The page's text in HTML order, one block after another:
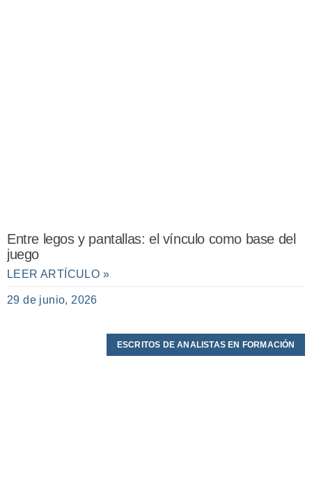
Entre legos y pantallas: el vínculo como base del
juego
LEER ARTÍCULO »
29 de junio, 2026
ESCRITOS DE ANALISTAS EN FORMACIÓN